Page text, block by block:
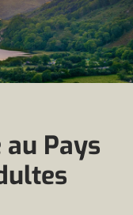
Pays